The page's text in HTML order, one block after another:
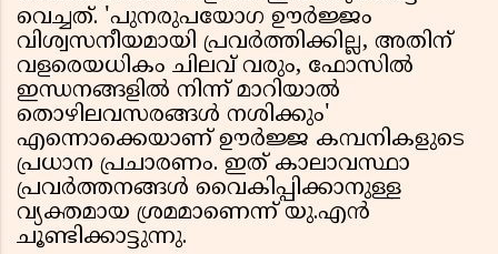
വെച്ചത്. 'പുനരുപയോഗ ഊർജ്ജം
വിശ്വസനീയമായി പ്രവർത്തിക്കില്ല, അതിന്
വളരെയധികം ചിലവ് വരും, ഫോസിൽ
ഇന്ധനങ്ങളിൽ നിന്ന് മാറിയാൽ
തൊഴിലവസരങ്ങൾ നശിക്കും'
എന്നൊക്കെയാണ് ഊർജ്ജ കമ്പനികളുടെ
പ്രധാന പ്രചാരണം. ഇത് കാലാവസ്ഥാ
പ്രവർത്തനങ്ങൾ വൈകിപ്പിക്കാനുള്ള
വ്യക്തമായ ശ്രമമാണെന്ന് യു.എൻ
ചൂണ്ടിക്കാട്ടുന്നു.